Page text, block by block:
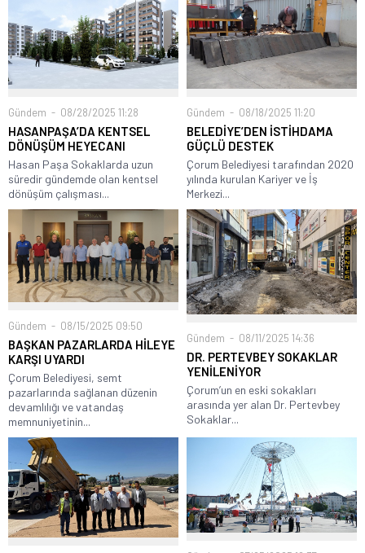
Gündem 08/28/2025 11:28
HASANPAŞA’DA KENTSEL
DÖNÜŞÜM HEYECANI
Hasan Paşa Sokaklarda uzun
süredir gündemde olan kentsel
dönüşüm çalışması...
Gündem 08/18/2025 11:20
BELEDİYE’DEN İSTİHDAMA
GÜÇLÜ DESTEK
Çorum Belediyesi tarafından 2020
yılında kurulan Kariyer ve İş
Merkezi...
Gündem 08/15/2025 09:50
BAŞKAN PAZARLARDA HİLEYE
KARŞI UYARDI
Çorum Belediyesi, semt
pazarlarında sağlanan düzenin
devamlılığı ve vatandaş
memnuniyetinin...
Gündem 08/11/2025 14:36
DR. PERTEVBEY SOKAKLAR
YENİLENİYOR
Çorum’un en eski sokakları
arasında yer alan Dr. Pertevbey
Sokaklar...